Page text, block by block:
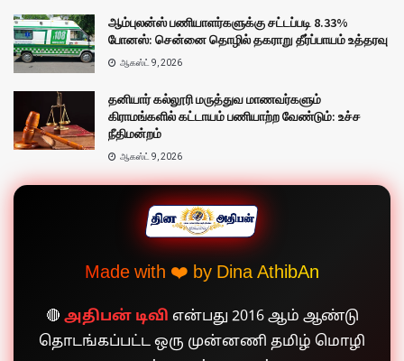
ஆம்புலன்ஸ் பணியாளர்களுக்கு சட்டப்படி 8.33%
போனஸ்: சென்னை தொழில் தகராறு தீர்ப்பாயம் உத்தரவு
ஆகஸ்ட் 9, 2026
தனியார் கல்லூரி மருத்துவ மாணவர்களும்
கிராமங்களில் கட்டாயம் பணியாற்ற வேண்டும்: உச்ச
நீதிமன்றம்
ஆகஸ்ட் 9, 2026
Made with ❤️ by Dina AthibAn
🔴 அதிபன் டிவி என்பது 2016 ஆம் ஆண்டு
தொடங்கப்பட்ட ஒரு முன்னணி தமிழ் மொழி